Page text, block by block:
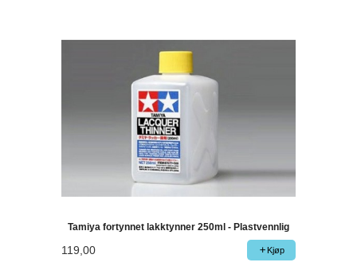
Tamiya fortynnet lakktynner 250ml - Plastvennlig
119,00 Kjøp